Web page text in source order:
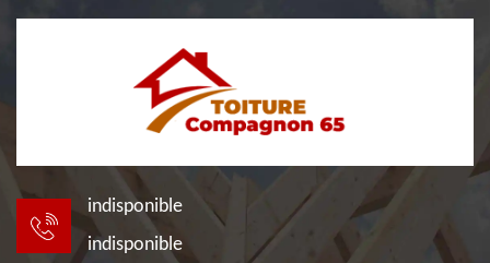
indisponible
indisponible